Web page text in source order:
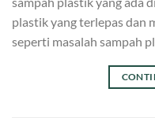
plastik yang terlepas dan
seperti masalah sampah